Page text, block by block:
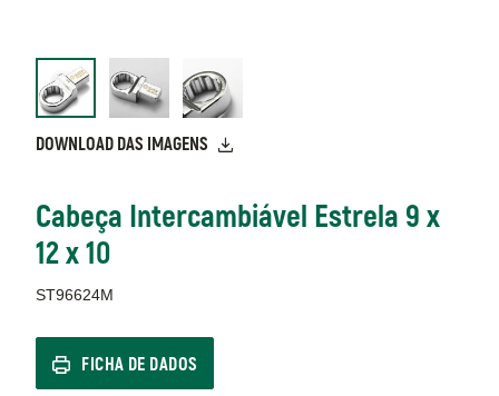
DOWNLOAD DAS IMAGENS
Cabeça Intercambiável Estrela 9 x
12 x 10
ST96624M
FICHA DE DADOS